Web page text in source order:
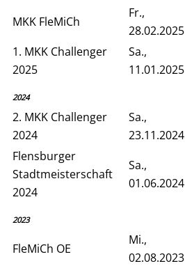
MKK FleMiCh
Fr.,
28.02.2025
1. MKK Challenger
2025
Sa.,
11.01.2025
2024
2. MKK Challenger
2024
Sa.,
23.11.2024
Flensburger
Stadtmeisterschaft
2024
Sa.,
01.06.2024
2023
FleMiCh OE
Mi.,
02.08.2023